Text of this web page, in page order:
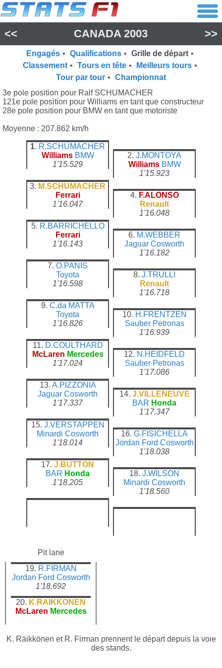
<< CANADA 2003 >>
Engagés • Qualifications • Grille de départ •
Classement • Tours en tête • Meilleurs tours •
Tour par tour • Championnat
3e pole position pour Ralf SCHUMACHER
121e pole position pour Williams en tant que constructeur
28e pole position pour BMW en tant que motoriste
Moyenne : 207.862 km/h
1. R.SCHUMACHER
Williams BMW
1'15.529
2. J.MONTOYA
Williams BMW
1'15.923
3. M.SCHUMACHER
Ferrari
1'16.047
4. F.ALONSO
Renault
1'16.048
5. R.BARRICHELLO
Ferrari
1'16.143
6. M.WEBBER
Jaguar Cosworth
1'16.182
7. O.PANIS
Toyota
1'16.598
8. J.TRULLI
Renault
1'16.718
9. C.da MATTA
Toyota
1'16.826
10. H.FRENTZEN
Sauber Petronas
1'16.939
11. D.COULTHARD
McLaren Mercedes
1'17.024
12. N.HEIDFELD
Sauber Petronas
1'17.086
13. A.PIZZONIA
Jaguar Cosworth
1'17.337
14. J.VILLENEUVE
BAR Honda
1'17.347
15. J.VERSTAPPEN
Minardi Cosworth
1'18.014
16. G.FISICHELLA
Jordan Ford Cosworth
1'18.038
17. J.BUTTON
BAR Honda
1'18.205
18. J.WILSON
Minardi Cosworth
1'18.560
Pit lane
19. R.FIRMAN
Jordan Ford Cosworth
1'18.692
20. K.RAIKKONEN
McLaren Mercedes
K. Räikkönen et R. Firman prennent le départ depuis la voie
des stands.